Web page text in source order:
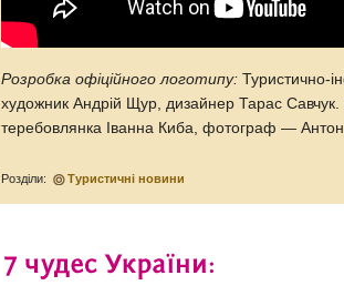
Розробка офіційного логотипу: Туристично-
художник Андрій Щур, дизайнер Тарас
теребовлянка Іванна Киба, фотограф —
Розділи: Туристичні новини